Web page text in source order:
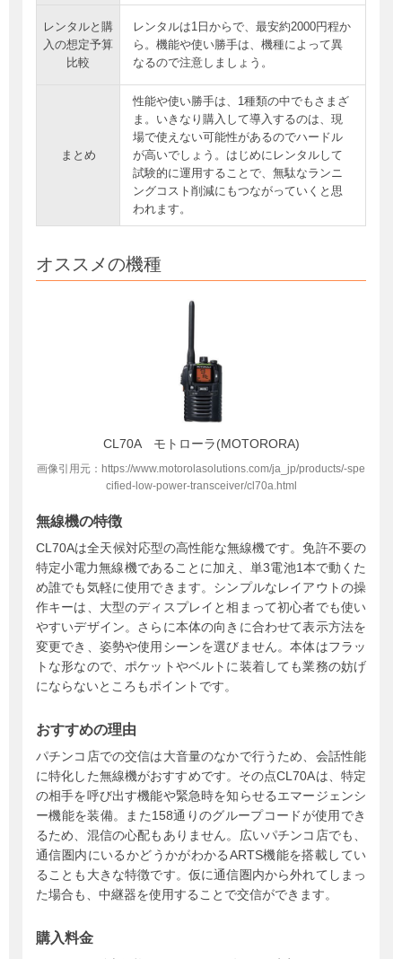
レンタルと購
入の想定予算
比較
レンタルは1日からで、最安約2000円程か
ら。機能や使い勝手は、機種によって異
なるので注意しましょう。
まとめ
性能や使い勝手は、1種類の中でもさまざ
ま。いきなり購入して導入するのは、現
場で使えない可能性があるのでハードル
が高いでしょう。はじめにレンタルして
試験的に運用することで、無駄なランニ
ングコスト削減にもつながっていくと思
われます。
オススメの機種
CL70A モトローラ(MOTORORA)
画像引用元：https://www.motorolasolutions.com/ja_jp/products/-spe
cified-low-power-transceiver/cl70a.html
無線機の特徴
CL70Aは全天候対応型の高性能な無線機です。免許不要の
特定小電力無線機であることに加え、単3電池1本で動くた
め誰でも気軽に使用できます。シンプルなレイアウトの操
作キーは、大型のディスプレイと相まって初心者でも使い
やすいデザイン。さらに本体の向きに合わせて表示方法を
変更でき、姿勢や使用シーンを選びません。本体はフラッ
トな形なので、ポケットやベルトに装着しても業務の妨げ
にならないところもポイントです。
おすすめの理由
パチンコ店での交信は大音量のなかで行うため、会話性能
に特化した無線機がおすすめです。その点CL70Aは、特定
の相手を呼び出す機能や緊急時を知らせるエマージェンシ
ー機能を装備。また158通りのグループコードが使用でき
るため、混信の心配もありません。広いパチンコ店でも、
通信圏内にいるかどうかがわかるARTS機能を搭載してい
ることも大きな特徴です。仮に通信圏内から外れてしまっ
た場合も、中継器を使用することで交信ができます。
購入料金